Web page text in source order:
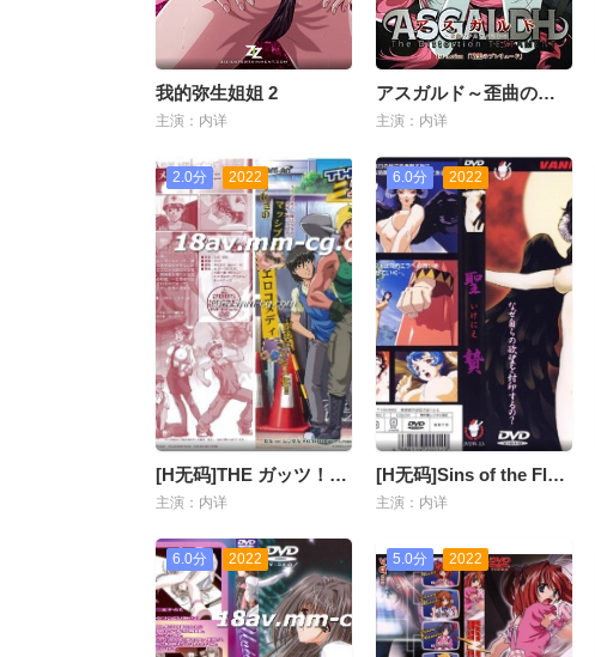
我的弥生姐姐 2
主演：内详
アスガルド～歪曲のテスタメント～ 1st Action「暗麬のプレリュード」
主演：内详
2.0分 2022
[H无码]THE ガッツ！Vol.1
主演：内详
6.0分 2022
[H无码]Sins of the Flesh～圣贽～いけにえ～
主演：内详
6.0分 2022 5.0分 2022